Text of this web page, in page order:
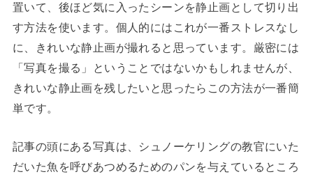
置いて、後ほど気に入ったシーンを静止画として切り出
す方法を使います。個人的にはこれが一番ストレスなし
に、きれいな静止画が撮れると思っています。厳密には
「写真を撮る」ということではないかもしれませんが、
きれいな静止画を残したいと思ったらこの方法が一番簡
単です。
記事の頭にある写真は、シュノーケリングの教官にいた
だいた魚を呼びあつめるためのパンを与えているところ